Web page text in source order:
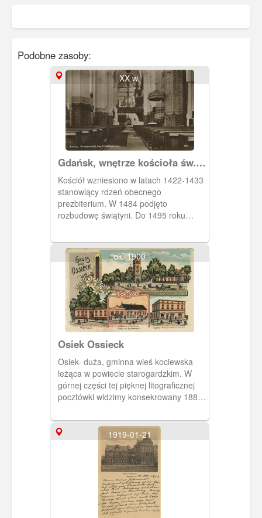
Podobne zasoby:
XX w.
Gdańsk, wnętrze kościoła św.
Trójcy
Kościół wzniesiono w latach 1422-1433
stanowiący rdzeń obecnego
prezbiterium. W 1484 podjęto
rozbudowę świątyni. Do 1495 roku
nawowy
ok. 1900
Osiek Ossieck
Osiek- duża, gminna wieś kociewska
leżąca w powiecie starogardzkim. W
górnej części tej pięknej litograficznej
pocztówki widzimy konsekrowany 1886
piekarnia i zajazd Franza von
Kuczkowskiego, a po stronie prawej
sklep Kupiec- Consumverein
1919-01-21